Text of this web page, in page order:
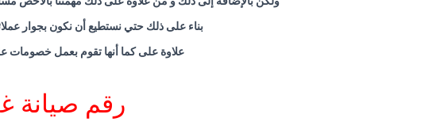
بناء على ذلك حتي نستطيع أن نكون بجوار
علاوة على كما أنها تقوم بعمل خصومات
رقم